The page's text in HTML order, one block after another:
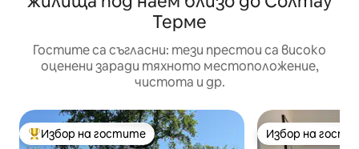
Терме
Гостите са съгласни: тези престои са високо
оценени заради тяхното местоположение,
чистота и др.
Най-популярен избор на гостите
Избор на гостите Избор на
Избор на